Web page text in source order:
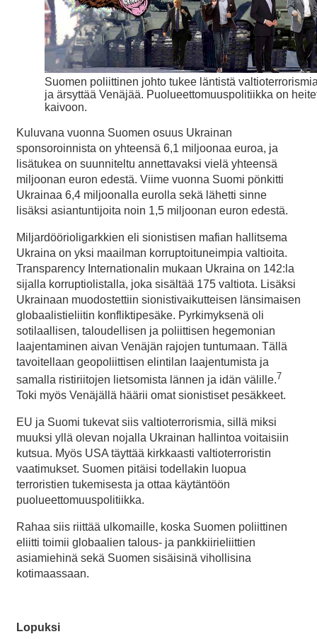
Suomen poliittinen johto tukee läntistä
ja ärsyttää Venäjää. Puolueettomuuspolitiikka on
kaivoon.
Kuluvana vuonna Suomen osuus Ukrainan
sponsoroinnista on yhteensä 6,1 miljoonaa euroa, ja
lisätukea on suunniteltu annettavaksi vielä yhteensä
miljoonan euron edestä. Viime vuonna Suomi pönkitti
Ukrainaa 6,4 miljoonalla eurolla sekä lähetti sinne
lisäksi asiantuntijoita noin 1,5 miljoonan euron edestä.
Miljardöörioligarkkien eli sionistisen mafian hallitsema
Ukraina on yksi maailman korruptoituneimpia valtioita.
Transparency Internationalin mukaan Ukraina on 142:la
sijalla korruptiolistalla, joka sisältää 175 valtiota. Lisäksi
Ukrainaan muodostettiin sionistivaikutteisen länsimaisen
globaalistieliitin konfliktipesäke. Pyrkimyksenä oli
sotilaallisen, taloudellisen ja poliittisen hegemonian
laajentaminen aivan Venäjän rajojen tuntumaan. Tällä
tavoitellaan geopoliittisen elintilan laajentumista ja
samalla ristiriitojen lietsomista lännen ja idän välille.7
Toki myös Venäjällä häärii omat sionistiset pesäkkeet.
EU ja Suomi tukevat siis valtioterrorismia, sillä miksi
muuksi yllä olevan nojalla Ukrainan hallintoa voitaisiin
kutsua. Myös USA täyttää kirkkaasti valtioterroristin
vaatimukset. Suomen pitäisi todellakin luopua
terroristien tukemisesta ja ottaa käytäntöön
puolueettomuuspolitiikka.
Rahaa siis riittää ulkomaille, koska Suomen poliittinen
eliitti toimii globaalien talous- ja pankkiirieliittien
asiamiehinä sekä Suomen sisäisinä vihollisina
kotimaassaan.
Lopuksi